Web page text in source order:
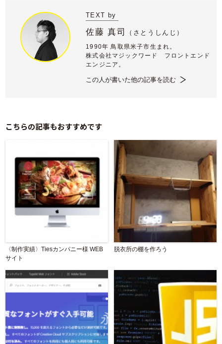
TEXT by
佐藤 真司 （ さとうしんじ）
1990年 鳥取県米子市生まれ。
株式会社マジックワード フロントエンド
エンジニア。
この人が書いた他の記事を読む
こちらの記事もおすすめです
〈制作実績〉Tiesカンパニー様 WEB
サイト
脱衣所の棚を作ろう